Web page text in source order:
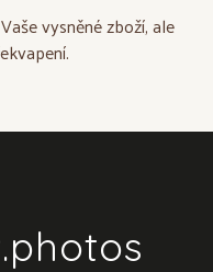
vysněné zboží, ale
.photos